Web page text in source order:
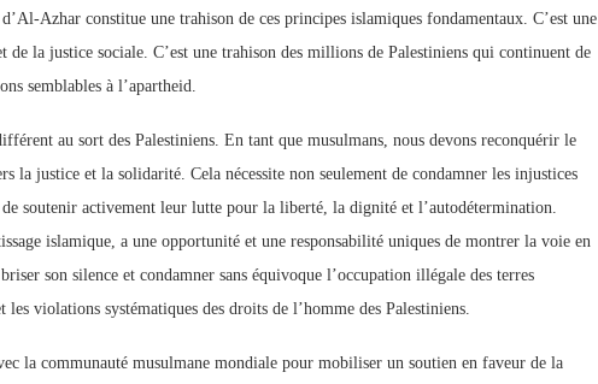
Azhar constitue une trahison de ces principes islamiques fondamentaux. C’est une
de la justice sociale. C’est une trahison des millions de Palestiniens qui continuent de
semblables à l’apartheid.
au sort des Palestiniens. En tant que musulmans, nous devons reconquérir le
la justice et la solidarité. Cela nécessite non seulement de condamner les injustices
soutenir activement leur lutte pour la liberté, la dignité et l’autodétermination.
islamique, a une opportunité et une responsabilité uniques de montrer la voie en
son silence et condamner sans équivoque l’occupation illégale des terres
violations systématiques des droits de l’homme des Palestiniens.
la communauté musulmane mondiale pour mobiliser un soutien en faveur de la